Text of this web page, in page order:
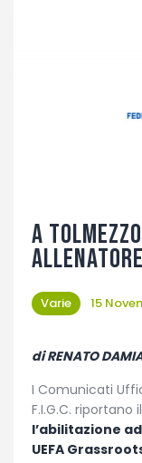
A
Allenatore
Varie 15
di RENATO
I Comunicati
F.I.G.C.
l’abilitazione
UEFA